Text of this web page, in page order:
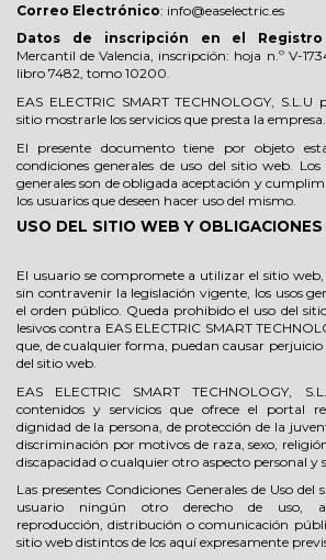
Correo Electrónico: info@easelectric.es
Datos de inscripción en el
Mercantil de Valencia, inscripción: hoja n.º V-
libro 7482, tomo 10200.
EAS ELECTRIC SMART TECHNOLOGY,
sitio mostrarle los servicios que presta la empresa.
El presente documento tiene por objeto
condiciones generales de uso del sitio web.
generales son de obligada aceptación y
los usuarios que deseen hacer uso del mismo.
USO DEL SITIO WEB Y
El usuario se compromete a utilizar el sitio web,
sin contravenir la legislación vigente, los usos
el orden público. Queda prohibido el uso del
lesivos contra EAS ELECTRIC SMART
que, de cualquier forma, puedan causar
del sitio web.
EAS ELECTRIC SMART TECHNOLOGY,
contenidos y servicios que ofrece el portal
dignidad de la persona, de protección de la
discriminación por motivos de raza, sexo,
discapacidad o cualquier otro aspecto personal y
Las presentes Condiciones Generales de Uso
usuario ningún otro derecho de uso,
reproducción, distribución o comunicación
sitio web distintos de los aquí expresamente